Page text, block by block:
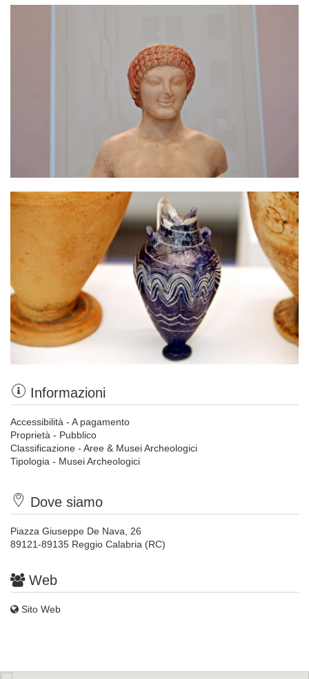
Informazioni
Accessibilità - A pagamento
Proprietà - Pubblico
Classificazione - Aree & Musei Archeologici
Tipologia - Musei Archeologici
Dove siamo
Piazza Giuseppe De Nava, 26
89121-89135 Reggio Calabria (RC)
Web
Sito Web